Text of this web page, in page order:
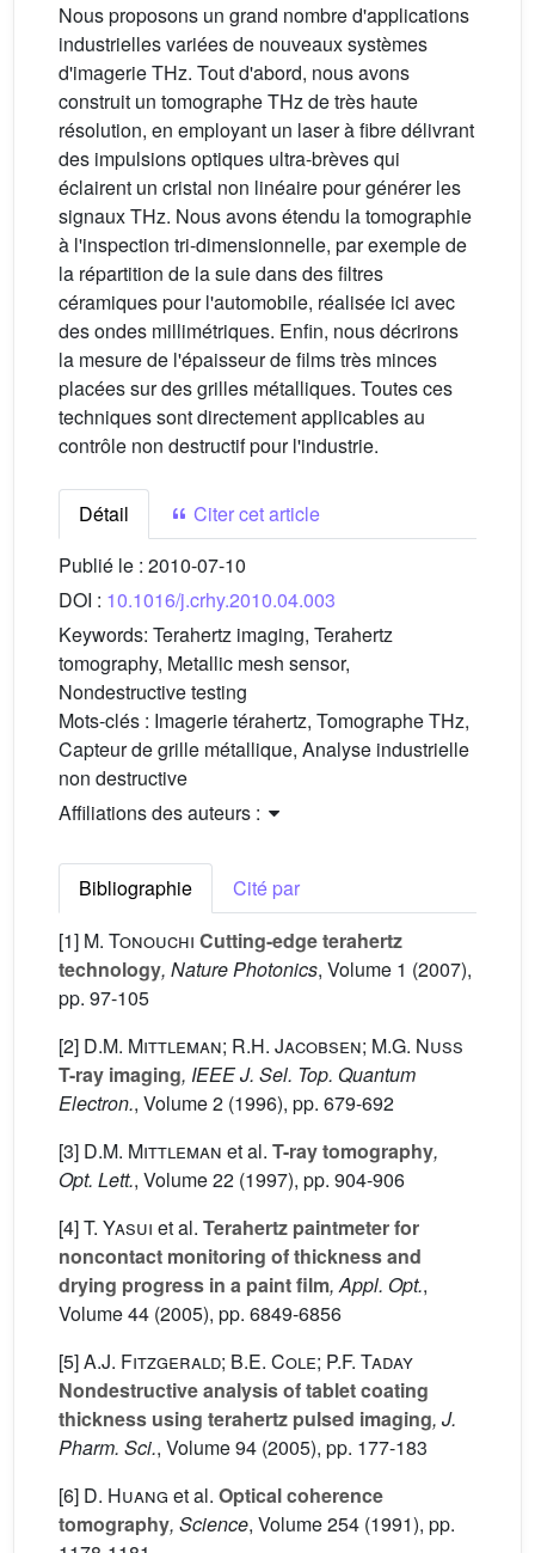
Nous proposons un grand nombre d'applications
industrielles variées de nouveaux systèmes
d'imagerie THz. Tout d'abord, nous avons
construit un tomographe THz de très haute
résolution, en employant un laser à fibre délivrant
des impulsions optiques ultra-brèves qui
éclairent un cristal non linéaire pour générer les
signaux THz. Nous avons étendu la tomographie
à l'inspection tri-dimensionnelle, par exemple de
la répartition de la suie dans des filtres
céramiques pour l'automobile, réalisée ici avec
des ondes millimétriques. Enfin, nous décrirons
la mesure de l'épaisseur de films très minces
placées sur des grilles métalliques. Toutes ces
techniques sont directement applicables au
contrôle non destructif pour l'industrie.
Détail
Citer cet article
Publié le : 2010-07-10
DOI : 10.1016/j.crhy.2010.04.003
Keywords: Terahertz imaging, Terahertz
tomography, Metallic mesh sensor,
Nondestructive testing
Mots-clés : Imagerie térahertz, Tomographe THz,
Capteur de grille métallique, Analyse industrielle
non destructive
Affiliations des auteurs :
Bibliographie
Cité par
[1] M. Tonouchi Cutting-edge terahertz
technology, Nature Photonics, Volume 1 (2007),
pp. 97-105
[2] D.M. Mittleman; R.H. Jacobsen; M.G. Nuss
T-ray imaging, IEEE J. Sel. Top. Quantum
Electron., Volume 2 (1996), pp. 679-692
[3] D.M. Mittleman et al. T-ray tomography,
Opt. Lett., Volume 22 (1997), pp. 904-906
[4]T. Yasui et al. Terahertz paintmeter for
noncontact monitoring of thickness and
drying progress in a paint film, Appl. Opt.,
Volume 44 (2005), pp. 6849-6856
[5]A.J. Fitzgerald; B.E. Cole; P.F. Taday
Nondestructive analysis of tablet coating
thickness using terahertz pulsed imaging, J.
Pharm. Sci., Volume 94 (2005), pp. 177-183
[6] D. Huang et al. Optical coherence
tomography, Science, Volume 254 (1991), pp.